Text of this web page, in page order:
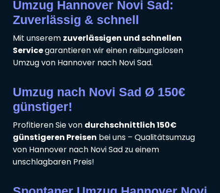
Umzug Hannover Novi Sad:
Zuverlässig & schnell
Mit unserem zuverlässigen und schnellen
Servicegarantieren wir einen reibungslosen
Umzug von Hannover nach Novi Sad.
Umzug nach Novi Sad Ø 150€
günstiger!
Profitieren Sie von durchschnittlich 150€
günstigeren Preisen bei uns – Qualitätsumzug
von Hannover nach Novi Sad zu einem
unschlagbaren Preis!